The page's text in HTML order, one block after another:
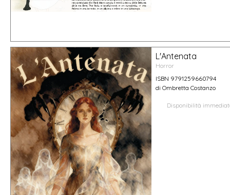
L'Antenata
Horror
ISBN 9791259660794
di Ombretta Costanzo
Disponibilità